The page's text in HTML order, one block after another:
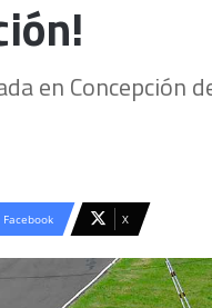
en Concepción
Facebook X